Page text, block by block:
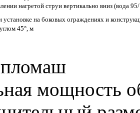
нагретой струи вертикально вниз (вода
на боковых ограждениях и
45°, м
мощность